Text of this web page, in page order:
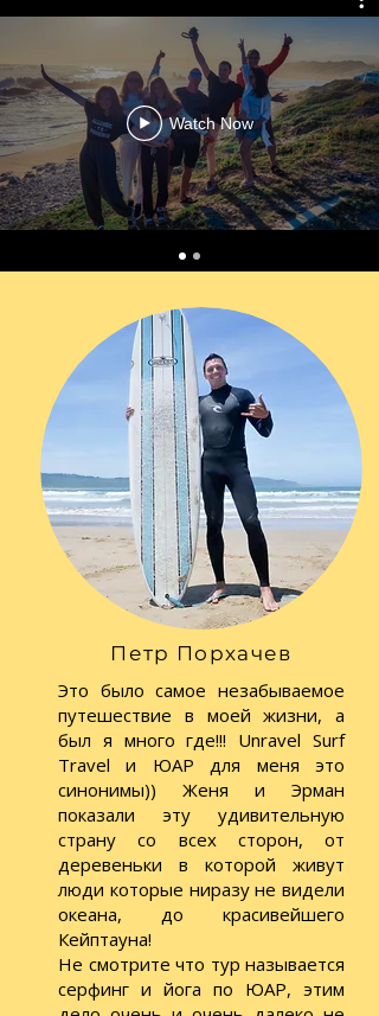
Watch Now
Петр Порхачев
Это было самое незабываемое
путешествие в моей жизни, а
был я много где!!! Unravel Surf
Travel и ЮАР для меня это
синонимы)) Женя и Эрман
показали эту удивительную
страну со всех сторон, от
деревеньки в которой живут
люди которые ниразу не видели
океана, до красивейшего
Кейптауна!
Не смотрите что тур называется
серфинг и йога по ЮАР, этим